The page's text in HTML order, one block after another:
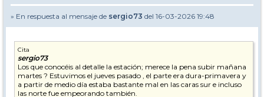
» En respuesta al mensaje de sergio73 del 16-03-2026 19:48
Cita
sergio73
Los que conocéis al detalle la estación; merece la pena subir mañana
martes ? Estuvimos el jueves pasado , el parte era dura-primavera y
a partir de medio día estaba bastante mal en las caras sur e incluso
las norte fue empeorando también.